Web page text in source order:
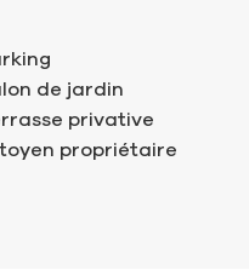
de jardin
privative
propriétaire